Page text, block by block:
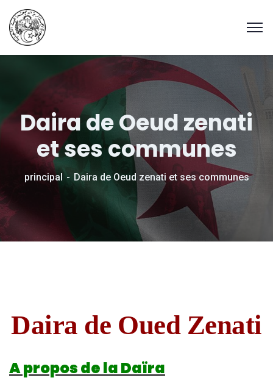
Daira de Oeud zenati
et ses communes
principal Daira de Oeud zenati et ses communes
Daira de Oued Zenati
A propos de la Daïra